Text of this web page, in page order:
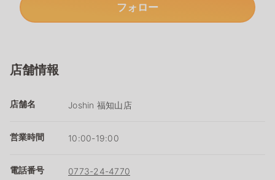
フォロー
店舗情報
店舗名 Joshin 福知山店
営業時間 10:00-19:00
電話番号 0773-24-4770